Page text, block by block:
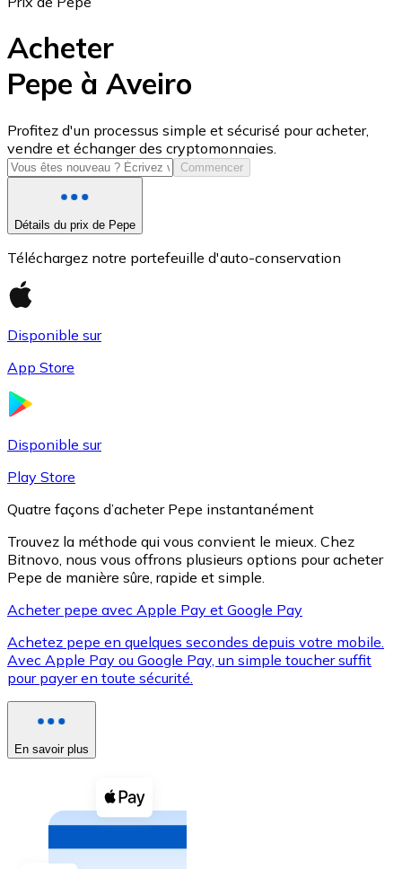
USD Coin
USDC
XRP
XRP
Voir toutes
Coupons crypto
Achetez des cryptomonnaies en espèces et d'autres
Acheter avec espèces
Acheter
Pepe à Aveiro
Profitez d'un processus simple et sécurisé pour acheter,
vendre et échanger des cryptomonnaies.
Commencer
Détails du prix de Pepe
Téléchargez notre portefeuille d'auto-conservation
Disponible sur
App Store
Disponible sur
Play Store
Quatre façons d’acheter Pepe instantanément
Trouvez la méthode qui vous convient le mieux. Chez
Bitnovo, nous vous offrons plusieurs options pour acheter
Pepe de manière sûre, rapide et simple.
Acheter pepe avec Apple Pay et Google Pay
Achetez pepe en quelques secondes depuis votre mobile.
Avec Apple Pay ou Google Pay, un simple toucher suffit
pour payer en toute sécurité.
En savoir plus